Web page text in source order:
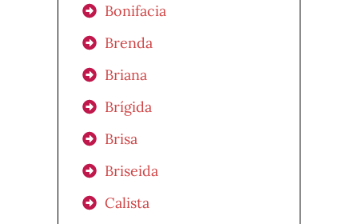
Bonifacia
Brenda
Briana
Brígida
Brisa
Briseida
Calista